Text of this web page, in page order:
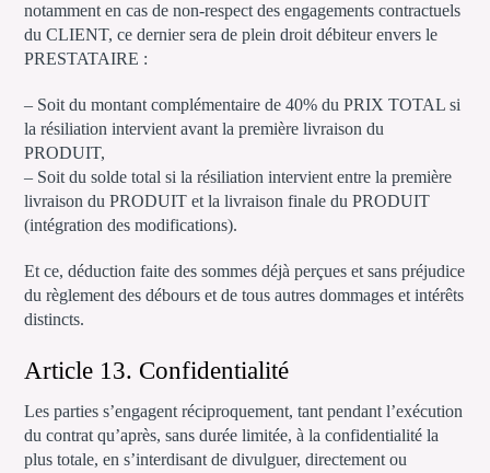
notamment en cas de non-respect des engagements contractuels
du CLIENT, ce dernier sera de plein droit débiteur envers le
PRESTATAIRE :
– Soit du montant complémentaire de 40% du PRIX TOTAL si
la résiliation intervient avant la première livraison du
PRODUIT,
– Soit du solde total si la résiliation intervient entre la première
livraison du PRODUIT et la livraison finale du PRODUIT
(intégration des modifications).
Et ce, déduction faite des sommes déjà perçues et sans préjudice
du règlement des débours et de tous autres dommages et intérêts
distincts.
Article 13. Confidentialité
Les parties s’engagent réciproquement, tant pendant l’exécution
du contrat qu’après, sans durée limitée, à la confidentialité la
plus totale, en s’interdisant de divulguer, directement ou